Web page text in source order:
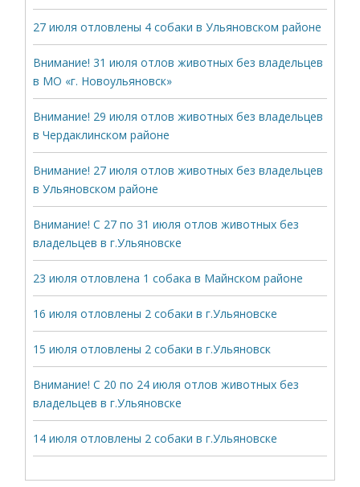
27 июля отловлены 4 собаки в Ульяновском районе
Внимание! 31 июля отлов животных без владельцев
в МО «г. Новоульяновск»
Внимание! 29 июля отлов животных без владельцев
в Чердаклинском районе
Внимание! 27 июля отлов животных без владельцев
в Ульяновском районе
Внимание! С 27 по 31 июля отлов животных без
владельцев в г.Ульяновске
23 июля отловлена 1 собака в Майнском районе
16 июля отловлены 2 собаки в г.Ульяновске
15 июля отловлены 2 собаки в г.Ульяновск
Внимание! С 20 по 24 июля отлов животных без
владельцев в г.Ульяновске
14 июля отловлены 2 собаки в г.Ульяновске